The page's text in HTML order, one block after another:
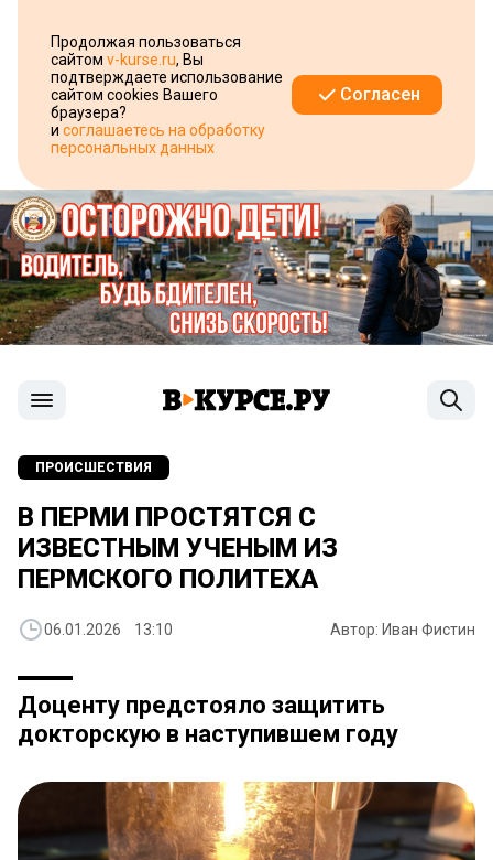
Продолжая пользоваться
сайтом v-kurse.ru, Вы
подтверждаете использование
сайтом cookies Вашего
браузера?
и соглашаетесь на обработку
персональных данных
Согласен
ПРОИСШЕСТВИЯ
В ПЕРМИ ПРОСТЯТСЯ С
ИЗВЕСТНЫМ УЧЕНЫМ ИЗ
ПЕРМСКОГО ПОЛИТЕХА
06.01.2026 13:10 Автор: Иван Фистин
Доценту предстояло защитить
докторскую в наступившем году